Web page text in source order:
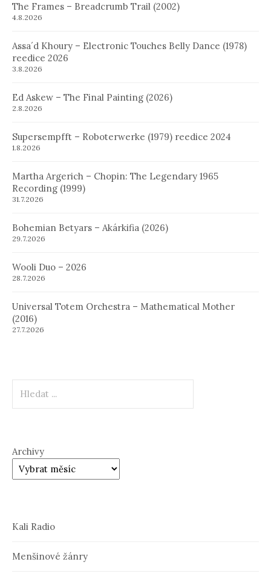
The Frames – Breadcrumb Trail (2002)
4.8.2026
Assa´d Khoury – Electronic Touches Belly Dance (1978)
reedice 2026
3.8.2026
Ed Askew – The Final Painting (2026)
2.8.2026
Supersempfft – Roboterwerke (1979) reedice 2024
1.8.2026
Martha Argerich – Chopin: The Legendary 1965
Recording (1999)
31.7.2026
Bohemian Betyars – Akárkifia (2026)
29.7.2026
Wooli Duo – 2026
28.7.2026
Universal Totem Orchestra – Mathematical Mother
(2016)
27.7.2026
Archivy
Kali Radio
Menšinové žánry